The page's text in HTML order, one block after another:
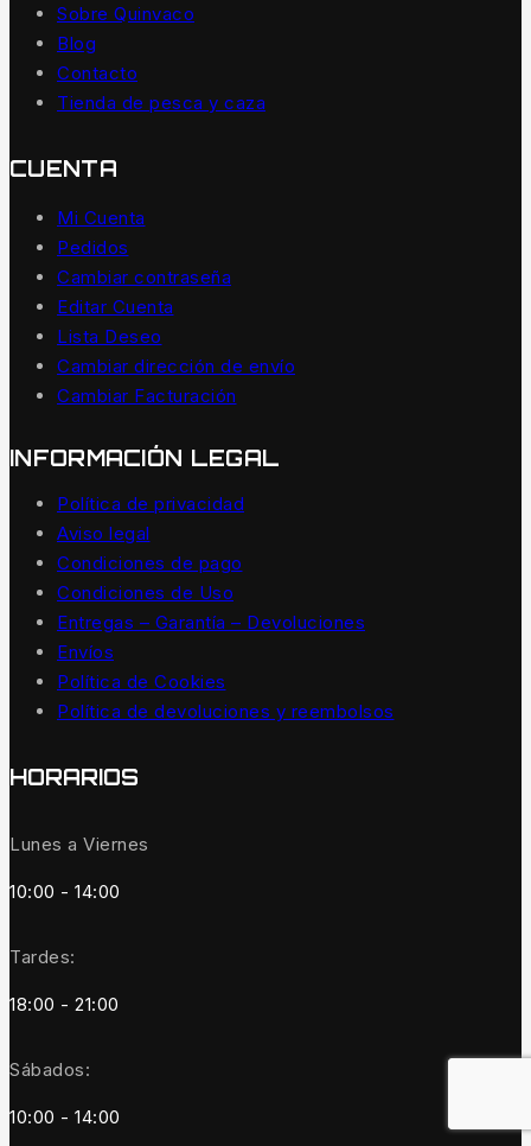
Sobre Quinvaco
Blog
Contacto
Tienda de pesca y caza
CUENTA
Mi Cuenta
Pedidos
Cambiar contraseña
Editar Cuenta
Lista Deseo
Cambiar dirección de envío
Cambiar Facturación
INFORMACIÓN LEGAL
Política de privacidad
Aviso legal
Condiciones de pago
Condiciones de Uso
Entregas – Garantía – Devoluciones
Envíos
Política de Cookies
Política de devoluciones y reembolsos
HORARIOS
Lunes a Viernes
10:00 - 14:00
Tardes:
18:00 - 21:00
Sábados:
10:00 - 14:00